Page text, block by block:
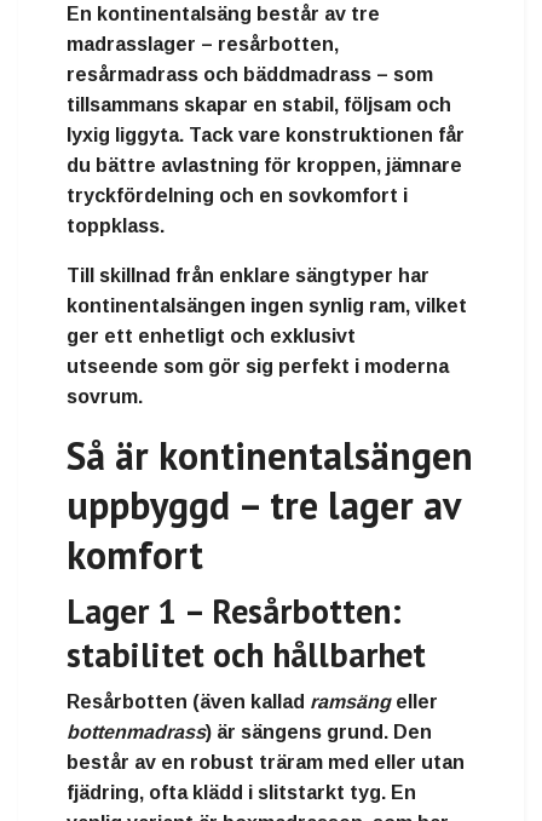
En kontinentalsäng består av tre
madrasslager – resårbotten,
resårmadrass och bäddmadrass – som
tillsammans skapar en stabil, följsam och
lyxig liggyta. Tack vare konstruktionen får
du bättre avlastning för kroppen, jämnare
tryckfördelning och en sovkomfort i
toppklass.
Till skillnad från enklare sängtyper har
kontinentalsängen ingen synlig ram, vilket
ger ett enhetligt och exklusivt
utseende som gör sig perfekt i moderna
sovrum.
Så är kontinentalsängen
uppbyggd – tre lager av
komfort
Lager 1 – Resårbotten:
stabilitet och hållbarhet
Resårbotten (även kallad ramsäng eller
bottenmadrass) är sängens grund. Den
består av en robust träram med eller utan
fjädring, ofta klädd i slitstarkt tyg. En